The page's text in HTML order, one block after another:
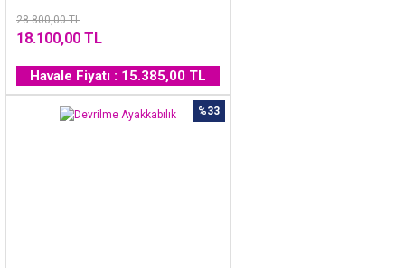
28.800,00 TL
18.100,00 TL
Havale Fiyatı : 15.385,00 TL
%33